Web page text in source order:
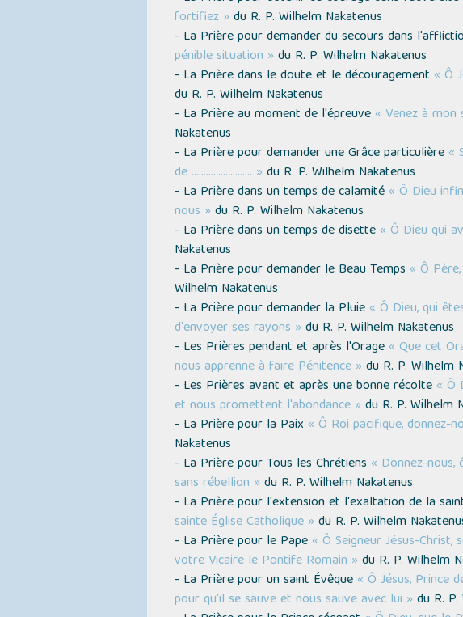
fortifiez » du R. P. Wilhelm Nakatenus
- La Prière pour demander du secours dans
pénible situation » du R. P. Wilhelm Nakatenus
- La Prière dans le doute et le découragement « Ô
du R. P. Wilhelm Nakatenus
- La Prière au moment de l'épreuve « Venez à mon
Nakatenus
- La Prière pour demander une Grâce particulière «
de ......................... » du R. P. Wilhelm Nakatenus
- La Prière dans un temps de calamité « Ô Dieu
nous » du R. P. Wilhelm Nakatenus
- La Prière dans un temps de disette « Ô Dieu qui
Nakatenus
- La Prière pour demander le Beau Temps « Ô
Wilhelm Nakatenus
- La Prière pour demander la Pluie « Ô Dieu, qui
d'envoyer ses rayons » du R. P. Wilhelm Nakatenus
- Les Prières pendant et après l'Orage « Que cet
nous apprenne à faire Pénitence » du R. P. Wilhelm
- Les Prières avant et après une bonne récolte « Ô
et nous promettent l'abondance » du R. P. Wilhelm
- La Prière pour la Paix « Ô Roi pacifique, donnez-
Nakatenus
- La Prière pour Tous les Chrétiens « Donnez-
sans rébellion » du R. P. Wilhelm Nakatenus
- La Prière pour l'extension et l'exaltation de la
sainte Église Catholique » du R. P. Wilhelm
- La Prière pour le Pape « Ô Seigneur Jésus-
votre Vicaire le Pontife Romain » du R. P. Wilhelm
- La Prière pour un saint Évêque « Ô Jésus, Prince
pour qu'il se sauve et nous sauve avec lui » du R.